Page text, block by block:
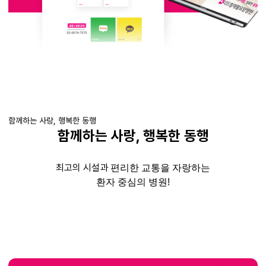
함께하는 사랑, 행복한 동행
함께하는 사랑, 행복한 동행
최고의 시설과편리한 교통을 자랑하는
환자 중심의 병원 !